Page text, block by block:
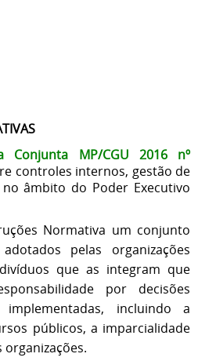
Conjunta MP/CGU 2016 nº
controles internos, gestão de
âmbito do Poder Executivo
Normativa um conjunto
pelas organizações
que as integram que
por decisões
incluindo a
públicos, a imparcialidade
organizações.